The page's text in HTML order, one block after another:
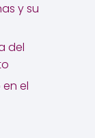
y su
del
el